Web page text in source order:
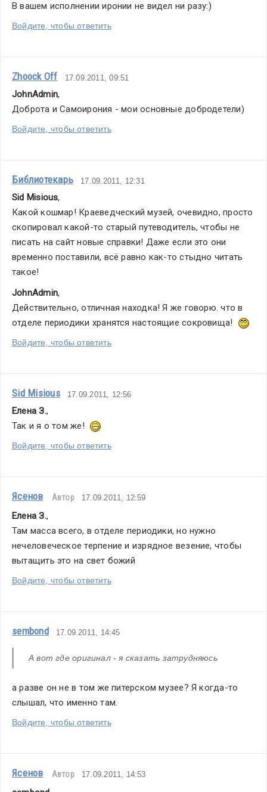
В вашем исполнении иронии не видел ни разу:)
Войдите, чтобы ответить
Zhoock Off 17.09.2011, 09:51
JohnAdmin,
Доброта и Самоирония - мои основные добродетели)
Войдите, чтобы ответить
Библиотекарь 17.09.2011, 12:31
Sid Misious,
Какой кошмар! Краеведческий музей, очевидно, просто
скопировал какой-то старый путеводитель, чтобы не
писать на сайт новые справки! Даже если это они
временно поставили, всё равно как-то стыдно читать
такое!
JohnAdmin,
Действительно, отличная находка! Я же говорю. что в
отделе периодики хранятся настоящие сокровища!
Войдите, чтобы ответить
Sid Misious 17.09.2011, 12:56
Елена З.,
Так и я о том же!
Войдите, чтобы ответить
Ясенов Автор 17.09.2011, 12:59
Елена З.,
Там масса всего, в отделе периодики, но нужно
нечеловеческое терпение и изрядное везение, чтобы
вытащить это на свет божий
Войдите, чтобы ответить
sembond 17.09.2011, 14:45
А вот где оригинал - я сказать затрудняюсь
а разве он не в том же питерском музее? Я когда-то
слышал, что именно там.
Войдите, чтобы ответить
Ясенов Автор 17.09.2011, 14:53